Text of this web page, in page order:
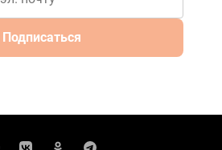
Подписаться